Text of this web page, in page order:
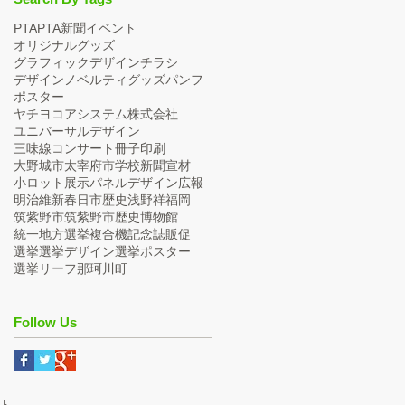
PTAPTA新聞イベント
オリジナルグッズ
グラフィックデザインチラシ
デザイン ノベルティグッズパンフ
ポスター
ヤチヨコアシステム株式会社
ユニバーサルデザイン
三味線コンサート冊子印刷
大野城市太宰府市学校新聞宣材
小ロット 展示パネルデザイン広報
明治維新春日市歴史浅野祥福岡
筑紫野市筑紫野市歴史博物館
統一地方選挙複合機記念誌販促
選挙選挙デザイン選挙ポスター
選挙リーフ那珂川町
Follow Us